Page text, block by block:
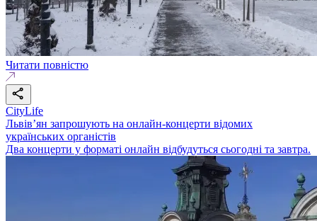
Читати повністю
CityLife
Львів’ян запрошують на онлайн-концерти відомих
українських органістів
Два концерти у форматі онлайн відбудуться сьогодні та завтра.